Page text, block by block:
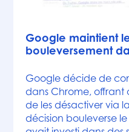
Google maintient
bouleversement
Google décide de
dans Chrome, offrant
de les désactiver via
décision bouleverse